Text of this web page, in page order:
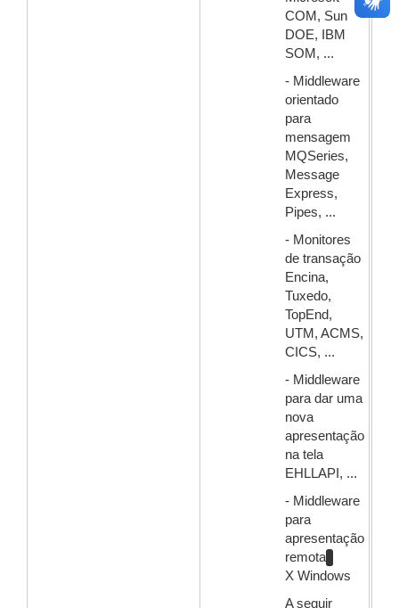
COM, Sun
DOE, IBM
SOM, ...
- Middleware
orientado
para
mensagem
MQSeries,
Message
Express,
Pipes, ...
- Monitores
de transação
Encina,
Tuxedo,
TopEnd,
UTM, ACMS,
CICS, ...
- Middleware
para dar uma
nova
apresentação
na tela
EHLLAPI, ...
- Middleware
para
apresentação
remota
X Windows
A seguir